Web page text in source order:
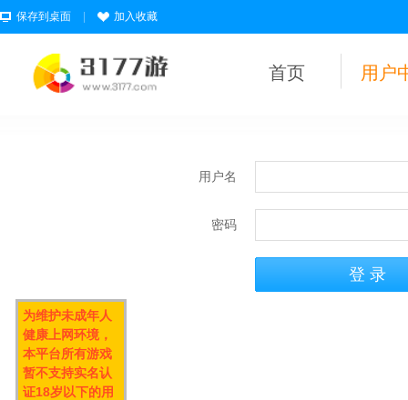
保存到桌面 加入收藏
首页 用户
用户名
密码
为维护未成年人
健康上网环境，
本平台所有游戏
暂不支持实名认
证18岁以下的用